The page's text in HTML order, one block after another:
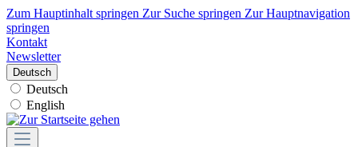
Zum Hauptinhalt springen Zur Suche springen Zur Hauptnavigation
springen
Kontakt
Newsletter
Deutsch
Deutsch
English